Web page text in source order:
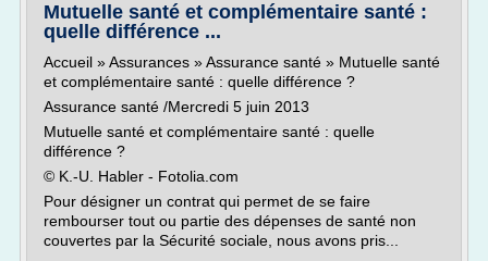
Mutuelle santé et complémentaire santé :
quelle différence ...
Accueil » Assurances » Assurance santé » Mutuelle santé
et complémentaire santé : quelle différence ?
Assurance santé /Mercredi 5 juin 2013
Mutuelle santé et complémentaire santé : quelle
différence ?
© K.-U. Habler - Fotolia.com
Pour désigner un contrat qui permet de se faire
rembourser tout ou partie des dépenses de santé non
couvertes par la Sécurité sociale, nous avons pris...